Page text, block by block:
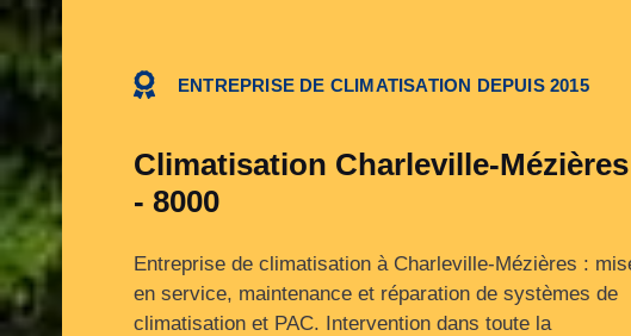
ENTREPRISE DE CLIMATISATION DEPUIS 2015
Climatisation Charleville-Mézières
- 8000
Entreprise de climatisation à Charleville-Mézières :
en service, maintenance et réparation de systèmes de
climatisation et PAC. Intervention dans toute la